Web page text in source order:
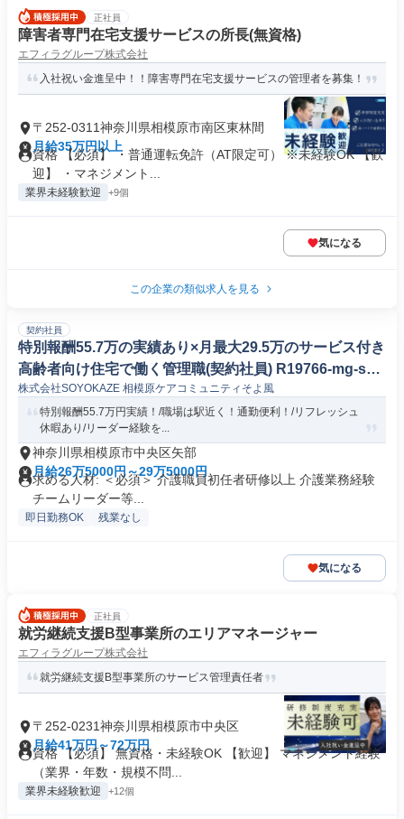
正社員
障害者専門在宅支援サービスの所長(無資格)
エフィラグループ株式会社
入社祝い金進呈中！！障害専門在宅支援サービスの管理者を募集！
〒252-0311神奈川県相模原市南区東林間
月給35万円以上
資格 【必須】 ・普通運転免許（AT限定可） ※未経験OK 【歓
迎】 ・マネジメント...
業界未経験歓迎 +9個
気になる
この企業の類似求人を見る
契約社員
特別報酬55.7万の実績あり×月最大29.5万のサービス付き
高齢者向け住宅で働く管理職(契約社員) R19766-mg-sy-
ky-nor
株式会社SOYOKAZE 相模原ケアコミュニティそよ風
特別報酬55.7万円実績！/職場は駅近く！通勤便利！/リフレッシュ
休暇あり/リーダー経験を...
神奈川県相模原市中央区矢部
月給26万5000円～29万5000円
求める人材: ＜必須＞ 介護職員初任者研修以上 介護業務経験
チームリーダー等...
即日勤務OK 残業なし
気になる
正社員
就労継続支援B型事業所のエリアマネージャー
エフィラグループ株式会社
就労継続支援B型事業所のサービス管理責任者
〒252-0231神奈川県相模原市中央区
月給41万円～72万円
資格 【必須】 無資格・未経験OK 【歓迎】 マネジメント経験
（業界・年数・規模不問...
業界未経験歓迎 +12個